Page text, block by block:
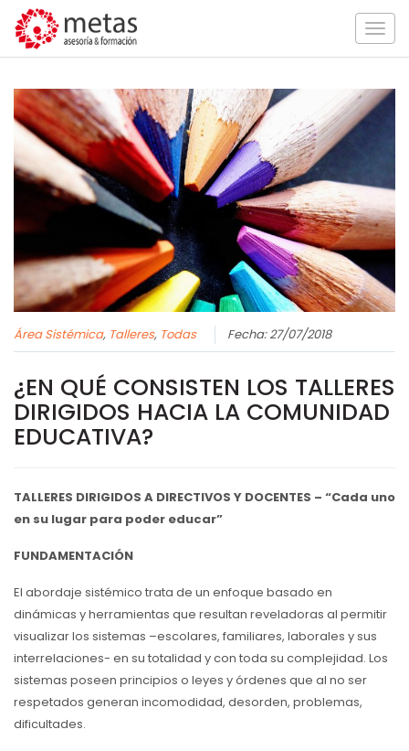
Área Sistémica, Talleres, Todas Fecha: 27/07/2018
¿EN QUÉ CONSISTEN LOS TALLERES
DIRIGIDOS HACIA LA COMUNIDAD
EDUCATIVA?
TALLERES DIRIGIDOS A DIRECTIVOS Y DOCENTES – “Cada uno
en su lugar para poder educar”
FUNDAMENTACIÓN
El abordaje sistémico trata de un enfoque basado en
dinámicas y herramientas que resultan reveladoras al permitir
visualizar los sistemas –escolares, familiares, laborales y sus
interrelaciones- en su totalidad y con toda su complejidad. Los
sistemas poseen principios o leyes y órdenes que al no ser
respetados generan incomodidad, desorden, problemas,
dificultades.